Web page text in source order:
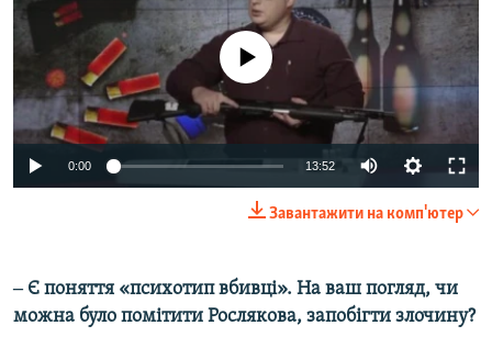
No media source currently available
0:00 13:52
Завантажити на комп'ютер
​‒ Є поняття «психотип вбивці». На ваш погляд, чи
можна було помітити Рослякова, запобігти злочину?